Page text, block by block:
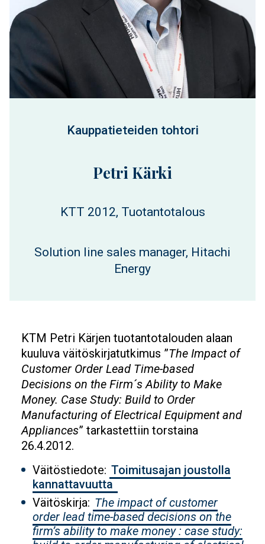
Kauppatieteiden tohtori
Petri Kärki
KTT 2012, Tuotantotalous
Solution line sales manager, Hitachi
Energy
KTM Petri Kärjen tuotantotalouden alaan
kuuluva väitöskirjatutkimus ”The Impact of
Customer Order Lead Time-based
Decisions on the Firm´s Ability to Make
Money. Case Study: Build to Order
Manufacturing of Electrical Equipment and
Appliances” tarkastettiin torstaina
26.4.2012.
Väitöstiedote: Toimitusajan joustolla
kannattavuutta
Väitöskirja: The impact of customer
order lead time-based decisions on the
firm’s ability to make money : case study: